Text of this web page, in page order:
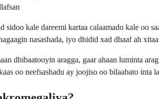
sidoo kale dareemi kartaa calaamado kale oo
nasashada, iyo dhidid xad dhaaf ah
dhibaatooyin aragga, gaar ahaan luminta
oo neefsashadu ay joojiso oo bilaabato inta